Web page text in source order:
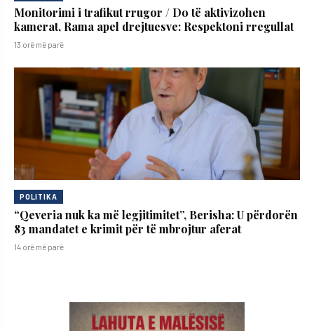
Monitorimi i trafikut rrugor / Do të aktivizohen
kamerat, Rama apel drejtuesve: Respektoni rregullat
13 orë më parë
POLITIKA
“Qeveria nuk ka më legjitimitet”, Berisha: U përdorën
83 mandatet e krimit për të mbrojtur aferat
14 orë më parë